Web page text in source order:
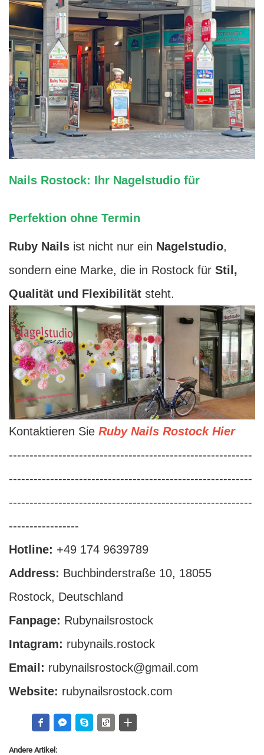
Nails Rostock: Ihr Nagelstudio für
Perfektion ohne Termin
Ruby Nails ist nicht nur ein Nagelstudio,
sondern eine Marke, die in Rostock für Stil,
Qualität und Flexibilität steht.
Kontaktieren Sie Ruby Nails Rostock Hier
-----------------------------------------------------------
-----------------------------------------------------------
-----------------------------------------------------------
-----------------
Hotline: +49 174 9639789
Address: Buchbinderstraße 10, 18055
Rostock, Deutschland
Fanpage: Rubynailsrostock
Intagram: rubynails.rostock
Email: rubynailsrostock@gmail.com
Website: rubynailsrostock.com
Andere Artikel: